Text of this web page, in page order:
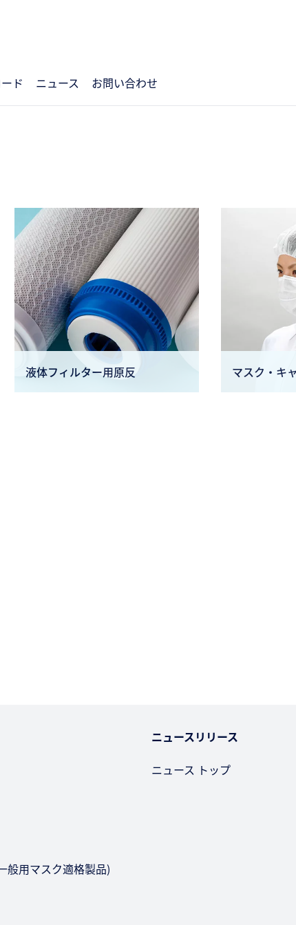
ド ニュース お問い合わせ
液体フィルター用原反 マスク・キ
般用マスク適格製品)
ニュースリリース
ニュース トップ